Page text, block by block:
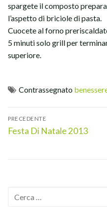
spargete il composto
l’aspetto di briciole di pasta.
Cuocete al forno
5 minuti solo grill per
superiore.
Contrassegnato
Navigazione
articoli
PRECEDENTE
Articolo
Festa Di Natale 2013